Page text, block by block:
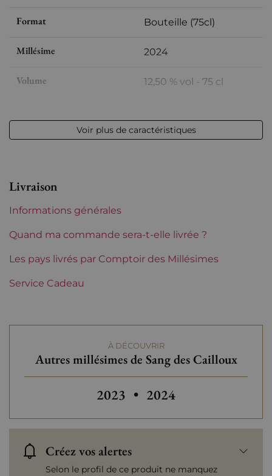
Format Bouteille (75cl)
Millésime 2024
Volume 12,50 % vol - 75 cl
Niveau Parfait
Maturité À garder
Domaines du Rhône Sang des Cailloux
Tranche de prix
Voir plus de caractéristiques
Livraison
Informations générales
Quand ma commande sera-t-elle livrée ?
Les pays livrés par Comptoir des Millésimes
Service Cadeau
À DÉCOUVRIR
Autres millésimes de Sang des Cailloux
Autres millésimes de Sang des
2023 • 2024
Créez vos alertes
Selon le profil de ce produit ne manquez